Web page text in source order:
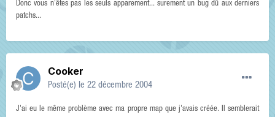
Donc vous n'êtes pas les seuls apparement... surement un bug dû aux derniers
patchs...
Cooker
Posté(e) le 22 décembre 2004
J'ai eu le même problème avec ma propre map que j'avais créée. Il semblerait